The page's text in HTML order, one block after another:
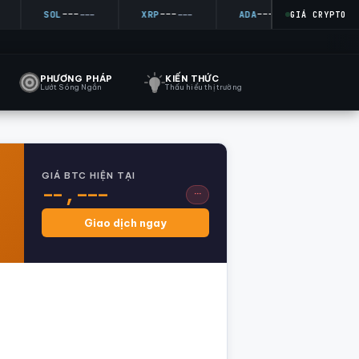
------ ------ ------ DOGE---
GIÁ CRYPTO
PHƯƠNG PHÁP
Lướt Sóng Ngắn
KIẾN THỨC
Thấu hiểu thị trường
GIÁ BTC HIỆN TẠI
--,--- ···
Giao dịch ngay